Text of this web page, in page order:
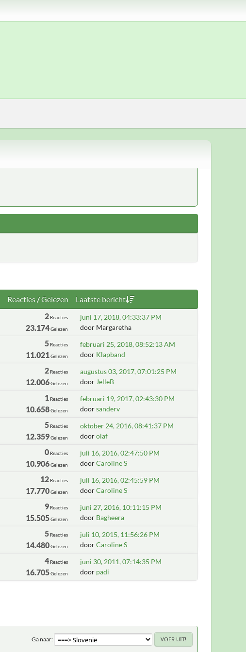
Reacties/Gelezen
Laatste bericht
2 Reacties
23.174Gelezen
juni 17, 2018, 04:33:37 PM
door Margaretha
5 Reacties
11.021Gelezen
februari 25, 2018, 08:52:13 AM
door Klapband
2 Reacties
12.006Gelezen
augustus 03, 2017, 07:01:25 PM
door JelleB
1 Reacties
10.658Gelezen
februari 19, 2017, 02:43:30 PM
doorsanderv
5 Reacties
12.359Gelezen
oktober 24, 2016, 08:41:37 PM
doorolaf
0 Reacties
10.906Gelezen
juli 16, 2016, 02:47:50 PM
doorCaroline S
12 Reacties
17.770Gelezen
juli 16, 2016, 02:45:59 PM
doorCaroline S
9 Reacties
15.505Gelezen
juni 27, 2016, 10:11:15 PM
door Bagheera
5 Reacties
14.480Gelezen
juli 10, 2015, 11:56:26 PM
doorCaroline S
4 Reacties
16.705Gelezen
juni 30, 2011, 07:14:35 PM
door padi
Ga naar